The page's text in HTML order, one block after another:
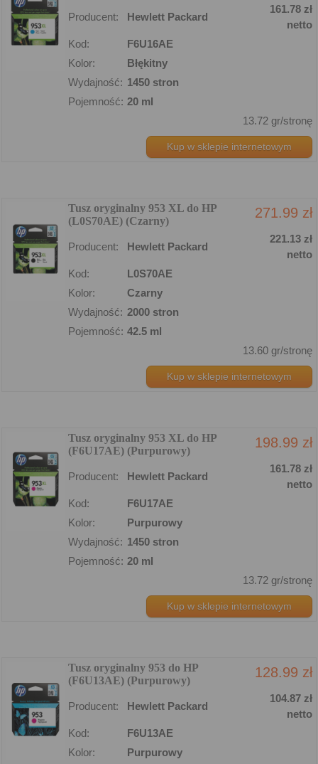
Producent: Hewlett Packard
161.78 zł
netto
Kod:
F6U16AE
Kolor:
Błękitny
Wydajność: 1450 stron
Pojemność: 20 ml
13.72 gr/stronę
Kup w sklepie internetowym
Tusz oryginalny 953 XL do HP
(L0S70AE) (Czarny)
271.99 zł
Producent: Hewlett Packard
221.13 zł
netto
Kod:
L0S70AE
Kolor:
Czarny
Wydajność: 2000 stron
Pojemność: 42.5 ml
13.60 gr/stronę
Kup w sklepie internetowym
Tusz oryginalny 953 XL do HP
(F6U17AE) (Purpurowy)
198.99 zł
Producent: Hewlett Packard
161.78 zł
netto
Kod:
F6U17AE
Kolor:
Purpurowy
Wydajność: 1450 stron
Pojemność: 20 ml
13.72 gr/stronę
Kup w sklepie internetowym
Tusz oryginalny 953 do HP
(F6U13AE) (Purpurowy)
128.99 zł
Producent: Hewlett Packard
104.87 zł
netto
Kod:
F6U13AE
Kolor:
Purpurowy